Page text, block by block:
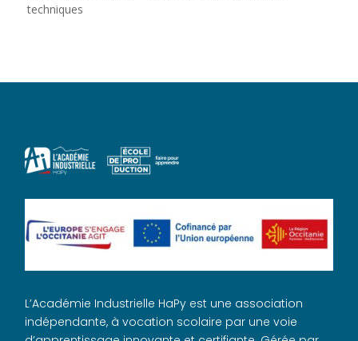
techniques
L’Académie Industrielle HaPy est une association
indépendante, à vocation scolaire par une voie